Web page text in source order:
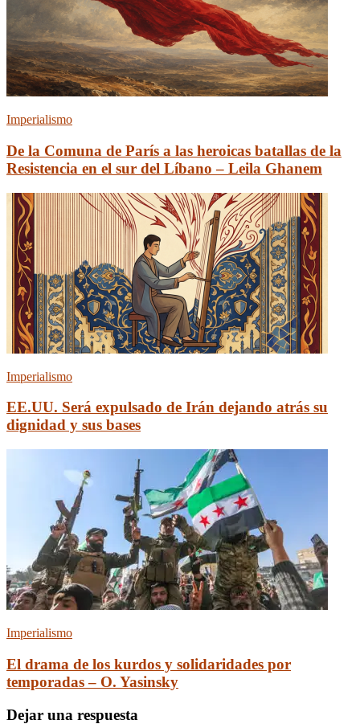
Imperialismo
De la Comuna de París a las heroicas batallas de la
Resistencia en el sur del Líbano – Leila Ghanem
Imperialismo
EE.UU. Será expulsado de Irán dejando atrás su
dignidad y sus bases
Imperialismo
El drama de los kurdos y solidaridades por
temporadas – O. Yasinsky
Dejar una respuesta